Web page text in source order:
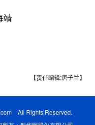
靖
【责任编辑:唐子兰】
All Rights Reserved.